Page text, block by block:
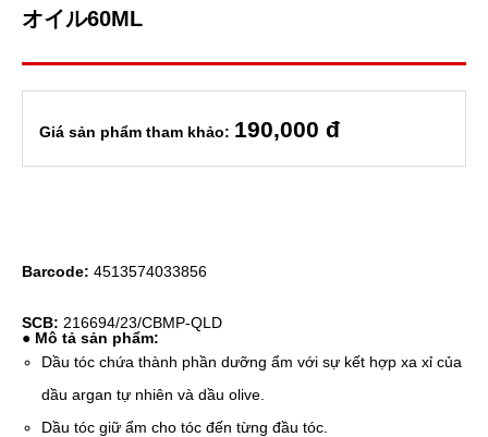
オイル60ML
Giá sản phẩm tham khảo: 190,000 đ
Barcode: 4513574033856
SCB: 216694/23/CBMP-QLD
● Mô tả sản phẩm:
Dầu tóc chứa thành phần dưỡng ẩm với sự kết hợp xa xỉ của
dầu argan tự nhiên và dầu olive.
Dầu tóc giữ ẩm cho tóc đến từng đầu tóc.